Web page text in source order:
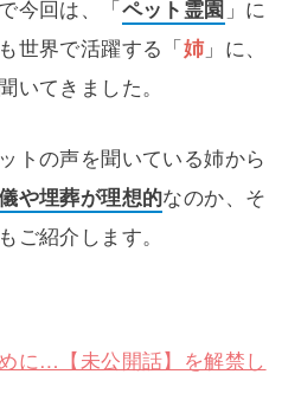
今回は、「ペット霊園 」に
世界で活躍する「姉」に、
いてきました。
トの声を聞いている姉から
や埋葬が理想的なのか、そ
ご紹介します。
に…【未公開話】を解禁し